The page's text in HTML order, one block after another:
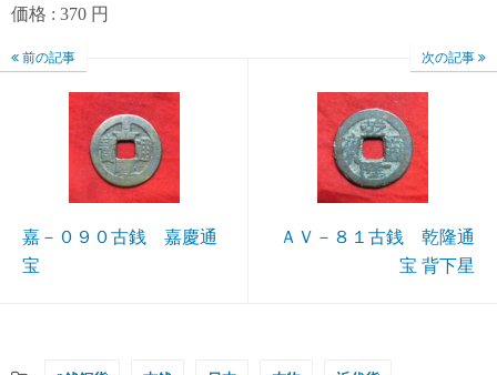
価格 : 370 円
前の記事
嘉－０９０古銭 嘉慶通
宝
次の記事
ＡＶ－８１古銭 乾隆通
宝 背下星